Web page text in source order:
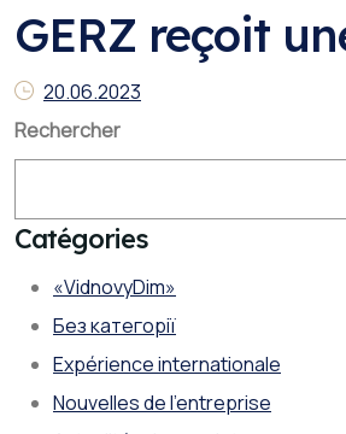
GERZ reçoit
20.06.2023
Rechercher
Catégories
«VidnovyDim»
Без категорії
Expérience internationale
Nouvelles de l'entreprise